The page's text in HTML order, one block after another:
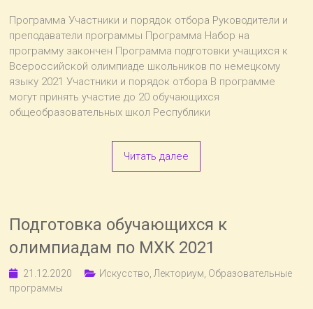
«Мира»
Программа Участники и порядок отбора Руководители и
преподаватели программы Программа Набор на
программу закончен Программа подготовки учащихся к
Всероссийской олимпиаде школьников по немецкому
языку 2021 Участники и порядок отбора В программе
могут принять участие до 20 обучающихся
общеобразовательных школ Республики
Читать далее
Подготовка обучающихся к
олимпиадам по МХК 2021
21.12.2020 Искусство Лекториум Образовательные
программы